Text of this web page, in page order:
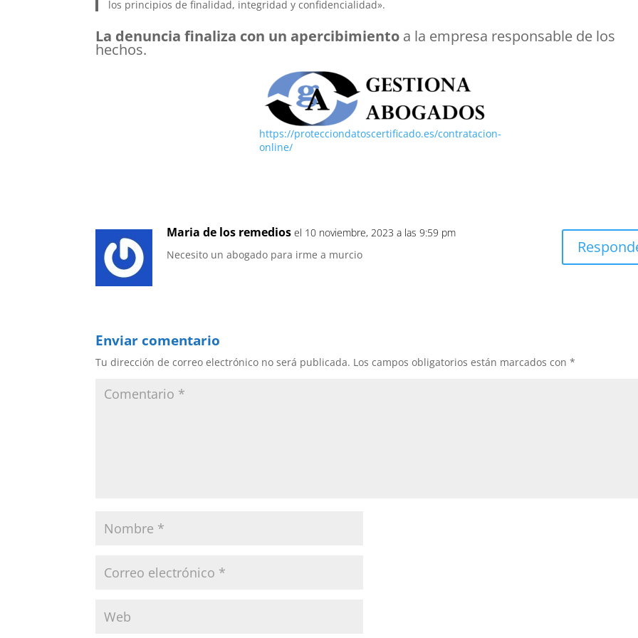
los principios de finalidad, integridad y confidencialidad».
La denuncia finaliza con un apercibimiento a la empresa responsable de los
hechos.
https://protecciondatoscertificado.es/contratacion-
online/
Maria de los remedios el 10 noviembre, 2023 a las 9:59 pm
Necesito un abogado para irme a murcio
Enviar comentario
Tu dirección de correo electrónico no será publicada. Los campos obligatorios están marcados con*